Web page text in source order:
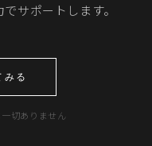
サポートします。
る
切ありません